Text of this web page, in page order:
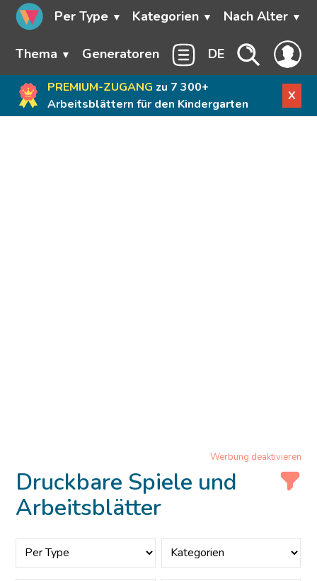
Per Type Kategorien Nach Alter
Thema Generatoren DE
PREMIUM-ZUGANG zu 7 300+
Arbeitsblättern für den Kindergarten
X
Werbung deaktivieren
Druckbare Spiele und
Arbeitsblätter